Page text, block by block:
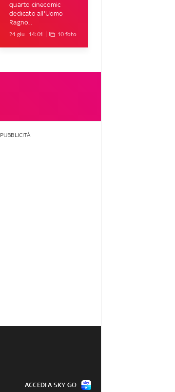
quarto cinecomic
dedicato all'Uomo
Ragno...
24 giu - 14:01 10 foto
PUBBLICITÀ
ACCEDI A SKY GO